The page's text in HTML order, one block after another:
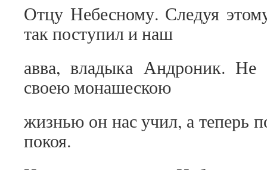
Отцу Небесному. Следуя
так поступил и наш
авва, владыка Андроник. Не
своею монашескою
жизнью он нас учил, а теперь
покоя.